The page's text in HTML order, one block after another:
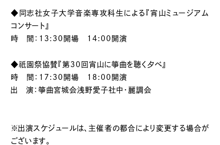
◆同志社女子大学音楽専攻科生による『宵山ミュージアム
コンサート』
時 間：13:30開場 14:00開演
◆祇園祭協賛『第30回宵山に箏曲を聴く夕べ』
時 間：17:30開場 18:00開演
出 演：箏曲宮城会浅野愛子社中・麗調会
※出演スケジュールは、主催者の都合により変更する場合が
ございます。